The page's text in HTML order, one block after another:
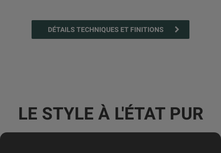
DÉTAILS TECHNIQUES ET FINITIONS
LE STYLE À L'ÉTAT PUR